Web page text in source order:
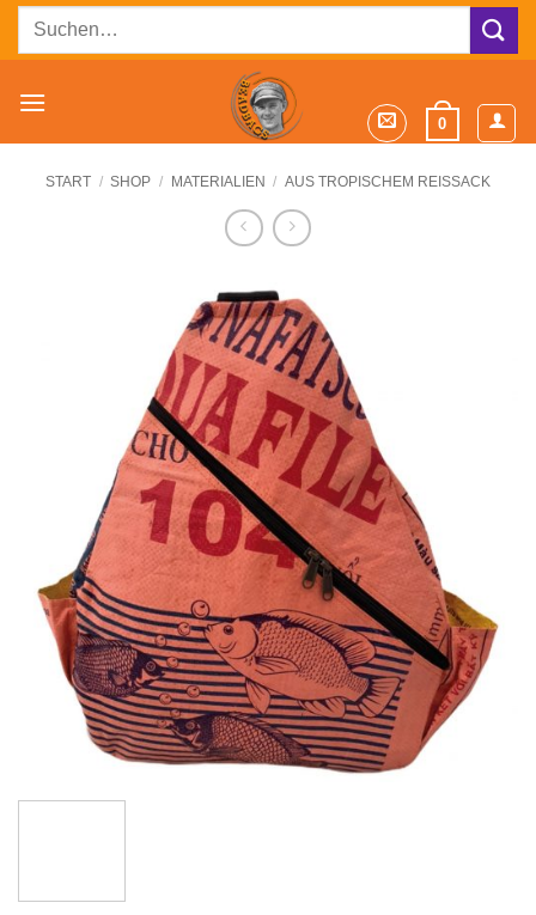
ZumSuchen
0
START / SHOP / MATERIALIEN / AUS TROPISCHEM REISSACK